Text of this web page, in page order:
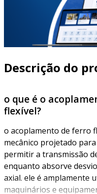
Descrição do
o que é o
flexível?
o acoplamento de ferro
mecânico projetado
permitir a transmissão
enquanto absorve
axial. ele é amplamente
maquinários e